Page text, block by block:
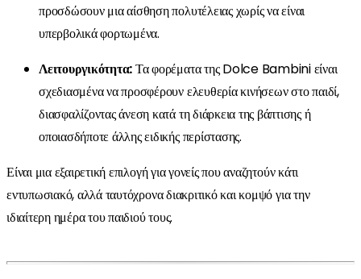
προσδώσουν μια αίσθηση πολυτέλειας χωρίς να είναι
υπερβολικά φορτωμένα.
Λειτουργικότητα:Τα φορέματα της Dolce Bambini είναι
σχεδιασμένα να προσφέρουν ελευθερία κινήσεων στο παιδί,
διασφαλίζοντας άνεση κατά τη διάρκεια της βάπτισης ή
οποιασδήποτε άλλης ειδικής περίστασης.
Είναι μια εξαιρετική επιλογή για γονείς που αναζητούν κάτι
εντυπωσιακό, αλλά ταυτόχρονα διακριτικό και κομψό για την
ιδιαίτερη ημέρα του παιδιού τους.